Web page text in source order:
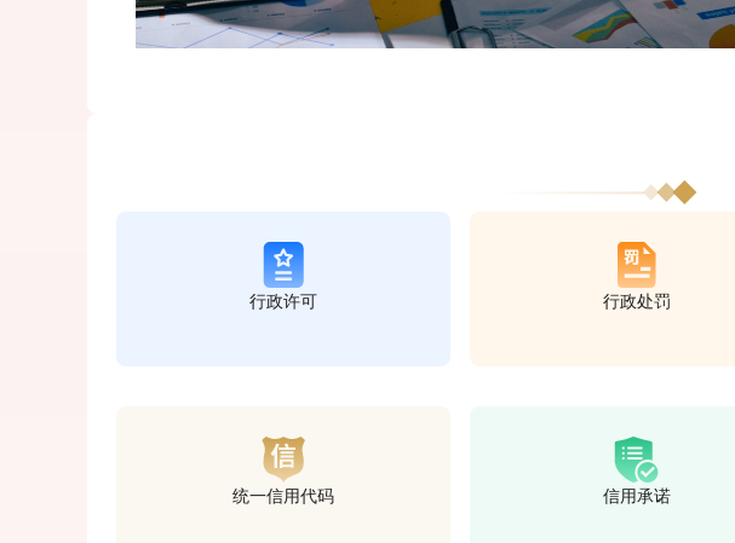
查看详情
行政许可 行政处罚
统一信用代码 信用承诺